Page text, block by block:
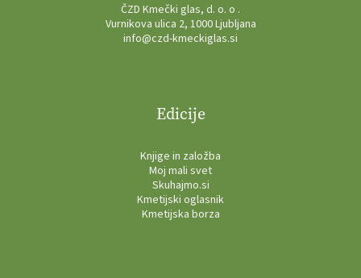
ČZD Kmečki glas, d. o. o .
Vurnikova ulica 2, 1000 Ljubljana
info@czd-kmeckiglas.si
Edicije
Knjige in založba
Moj mali svet
Skuhajmo.si
Kmetijski oglasnik
Kmetijska borza